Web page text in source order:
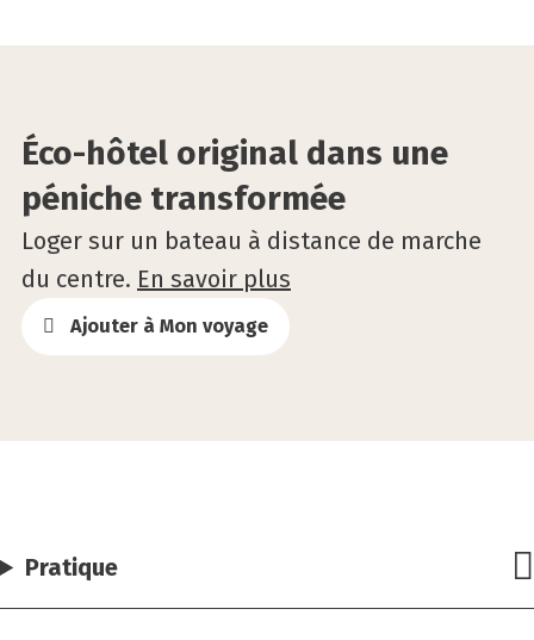
Éco-hôtel original dans une
péniche transformée
Loger sur un bateau à distance de marche
du centre. En savoir plus
Ajouter à Mon voyage
Pratique